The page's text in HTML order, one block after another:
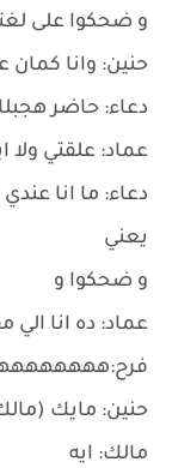
و ضحكوا على
حنين: وانا كمان
دعاء: حاضر
عماد: علقتي ولا
دعاء: ما انا
يعني
و ضحكوا و
عماد: ده انا
حنين: مايك
مالك: ايه